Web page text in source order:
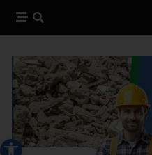
פתח